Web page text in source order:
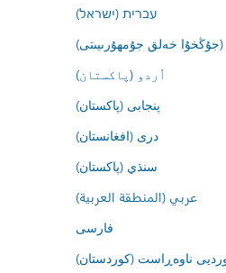
עברית (ישראל)
(جۇڭخۇا خەلق جۇمھۇرىيىتى)
اُردو (پاکستان)
پنجابی (پاکستان)
درى (افغانستان)
سنڌي (پاکستان)
عربي (المنطقة العربية)
فارسى
ناوەڕاست (کوردستان)